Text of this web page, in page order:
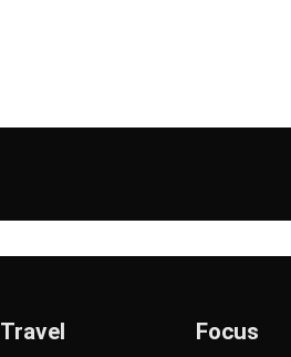
Travel Focus